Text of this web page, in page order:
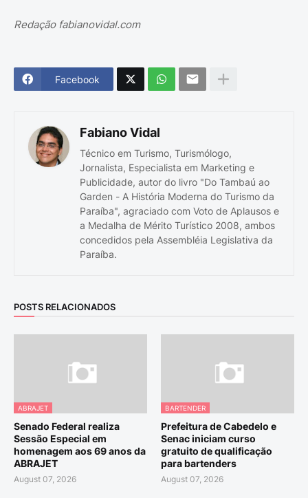
Redação fabianovidal.com
Facebook
Fabiano Vidal
Técnico em Turismo, Turismólogo,
Jornalista, Especialista em Marketing e
Publicidade, autor do livro "Do Tambaú ao
Garden - A História Moderna do Turismo da
Paraíba", agraciado com Voto de Aplausos e
a Medalha de Mérito Turístico 2008, ambos
concedidos pela Assembléia Legislativa da
Paraíba.
POSTS RELACIONADOS
ABRAJET
Senado Federal realiza
Sessão Especial em
homenagem aos 69 anos da
ABRAJET
August 07, 2026
BARTENDER
Prefeitura de Cabedelo e
Senac iniciam curso
gratuito de qualificação
para bartenders
August 07, 2026